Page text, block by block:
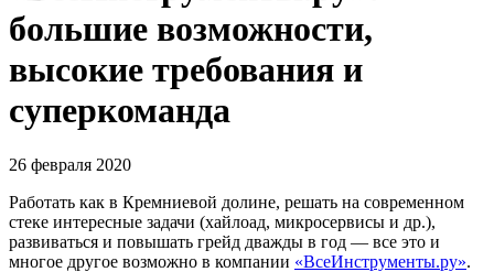
большие возможности,
высокие требования и
суперкоманда
26 февраля 2020
Работать как в Кремниевой долине, решать на современном
стеке интересные задачи (хайлоад, микросервисы и др.),
развиваться и повышать грейд дважды в год — все это и
многое другое возможно в компании «ВсеИнструменты.ру».